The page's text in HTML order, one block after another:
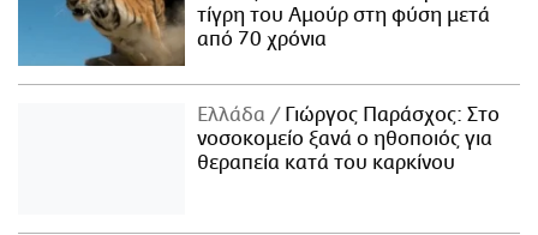
τίγρη του Αμούρ στη φύση μετά
από 70 χρόνια
Ελλάδα
Γιώργος Παράσχος: Στο
νοσοκομείο ξανά ο ηθοποιός για
θεραπεία κατά του καρκίνου